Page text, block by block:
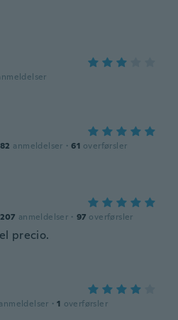
82 anmeldelser · 61 overførsler
207 anmeldelser · 97 overførsler
precio.
anmeldelser · 1 overførsler